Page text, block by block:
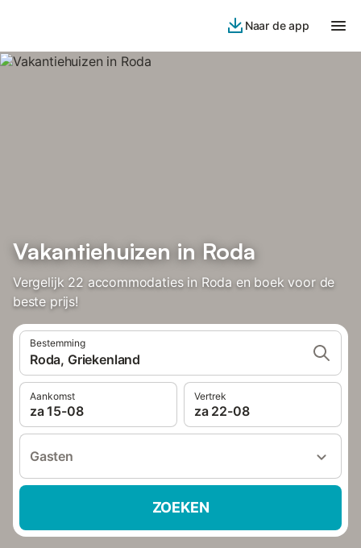
Naar de app
Vakantiehuizen in Roda
Vergelijk 22 accommodaties in Roda en boek voor de
beste prijs!
Bestemming
Roda, Griekenland
Aankomst
za 15-08
Vertrek
za 22-08
Gasten
ZOEKEN